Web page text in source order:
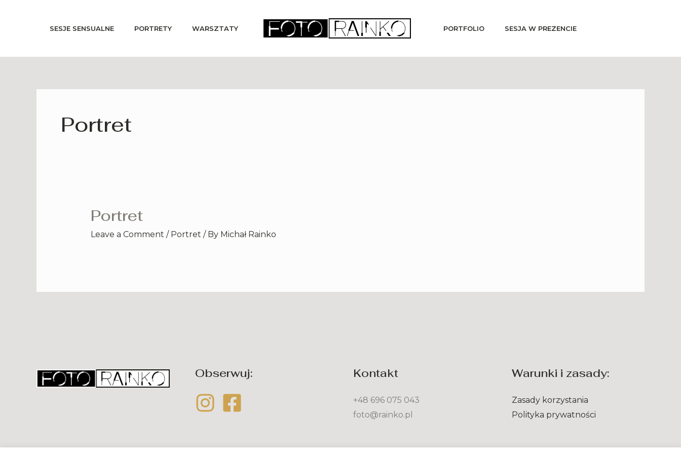
SESJE SENSUALNE PORTRETY WARSZTATY PORTFOLIO SESJA W PREZENCIE
Portret
Portret
Leave a Comment / Portret / By Michał Rainko
Obserwuj: Kontakt
+48 696 075 043
foto@rainko.pl
Warunki i zasady:
Zasady korzystania
Polityka prywatności